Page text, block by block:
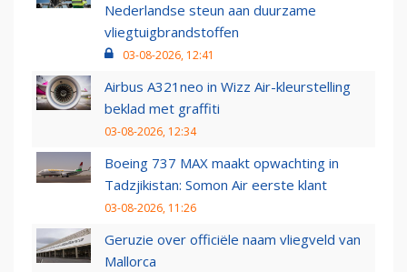
Nederlandse steun aan duurzame
vliegtuigbrandstoffen
03-08-2026, 12:41
Airbus A321neo in Wizz Air-kleurstelling
beklad met graffiti
03-08-2026, 12:34
Boeing 737 MAX maakt opwachting in
Tadzjikistan: Somon Air eerste klant
03-08-2026, 11:26
Geruzie over officiële naam vliegveld van
Mallorca